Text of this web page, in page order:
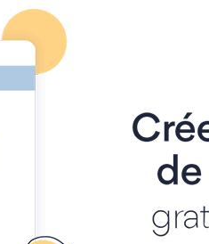
>> 26/03/2021